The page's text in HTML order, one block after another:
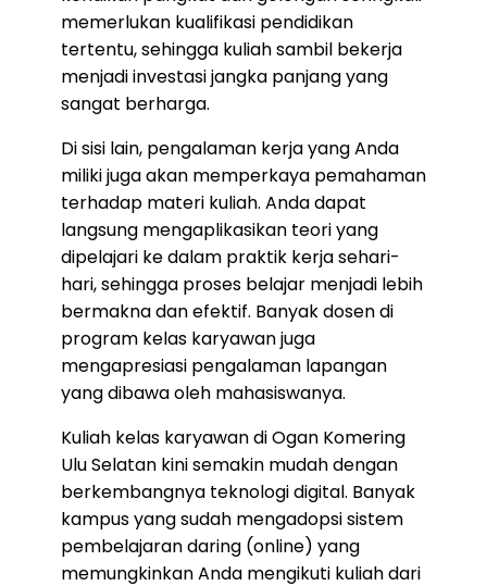
memerlukan kualifikasi pendidikan
tertentu, sehingga kuliah sambil bekerja
menjadi investasi jangka panjang yang
sangat berharga.
Di sisi lain, pengalaman kerja yang Anda
miliki juga akan memperkaya pemahaman
terhadap materi kuliah. Anda dapat
langsung mengaplikasikan teori yang
dipelajari ke dalam praktik kerja sehari-
hari, sehingga proses belajar menjadi lebih
bermakna dan efektif. Banyak dosen di
program kelas karyawan juga
mengapresiasi pengalaman lapangan
yang dibawa oleh mahasiswanya.
Kuliah kelas karyawan di Ogan Komering
Ulu Selatan kini semakin mudah dengan
berkembangnya teknologi digital. Banyak
kampus yang sudah mengadopsi sistem
pembelajaran daring (online) yang
memungkinkan Anda mengikuti kuliah dari